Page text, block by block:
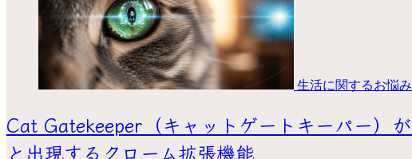
生活に関するお悩み
Cat Gatekeeper（キャットゲートキーパー）
と出現するクローム拡張機能